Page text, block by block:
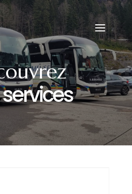
layout pack